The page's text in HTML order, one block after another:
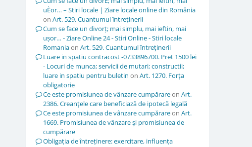
uÈor… – Stiri locale | Ziare locale online din România
on Art. 529. Cuantumul întreţinerii
Cum se face un divorț; mai simplu, mai ieftin, mai
ușor… - Ziare Online 24 - Stiri Online - Stiri locale
Romaniaon Art. 529. Cuantumul întreţinerii
Luare in spatiu contracost -0733896700. Pret 1500 lei
- Locuri de munca; servicii de mutari; constructii;
luare in spatiu pentru buletin on Art. 1270. Forţa
obligatorie
Ce este promisiunea de vânzare cumpărareon Art.
2386. Creanţele care beneficiază de ipotecă legală
Ce este promisiunea de vânzare cumpărareon Art.
1669. Promisiunea de vânzare şi promisiunea de
cumpărare
Obligația de întreținere: exercitare, influența